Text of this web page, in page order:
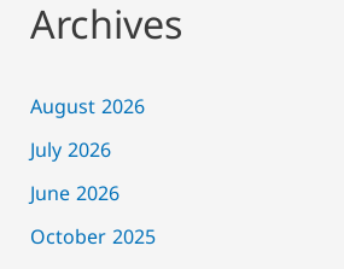
Archives
August 2026
July 2026
June 2026
October 2025